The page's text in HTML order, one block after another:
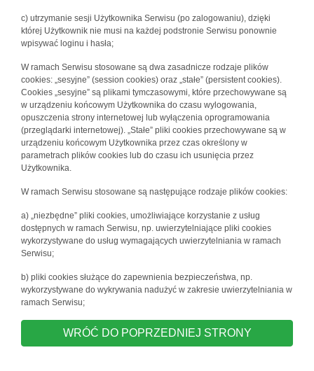
c) utrzymanie sesji Użytkownika Serwisu (po zalogowaniu), dzięki
której Użytkownik nie musi na każdej podstronie Serwisu ponownie
wpisywać loginu i hasła;
W ramach Serwisu stosowane są dwa zasadnicze rodzaje plików
cookies: „sesyjne” (session cookies) oraz „stałe” (persistent cookies).
Cookies „sesyjne” są plikami tymczasowymi, które przechowywane są
w urządzeniu końcowym Użytkownika do czasu wylogowania,
opuszczenia strony internetowej lub wyłączenia oprogramowania
(przeglądarki internetowej). „Stałe” pliki cookies przechowywane są w
urządzeniu końcowym Użytkownika przez czas określony w
parametrach plików cookies lub do czasu ich usunięcia przez
Użytkownika.
W ramach Serwisu stosowane są następujące rodzaje plików cookies:
a) „niezbędne” pliki cookies, umożliwiające korzystanie z usług
dostępnych w ramach Serwisu, np. uwierzytelniające pliki cookies
wykorzystywane do usług wymagających uwierzytelniania w ramach
Serwisu;
b) pliki cookies służące do zapewnienia bezpieczeństwa, np.
wykorzystywane do wykrywania nadużyć w zakresie uwierzytelniania w
ramach Serwisu;
WRÓĆ DO POPRZEDNIEJ STRONY